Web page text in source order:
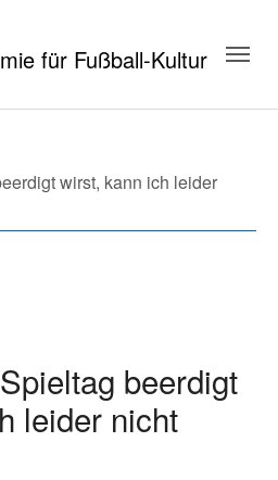
wirst, kann ich leider
beerdigt
leider nicht